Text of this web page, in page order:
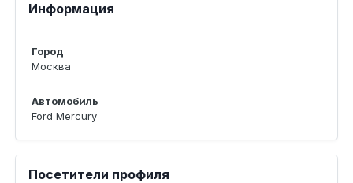
Информация
Город
Москва
Автомобиль
Ford Mercury
Посетители профиля